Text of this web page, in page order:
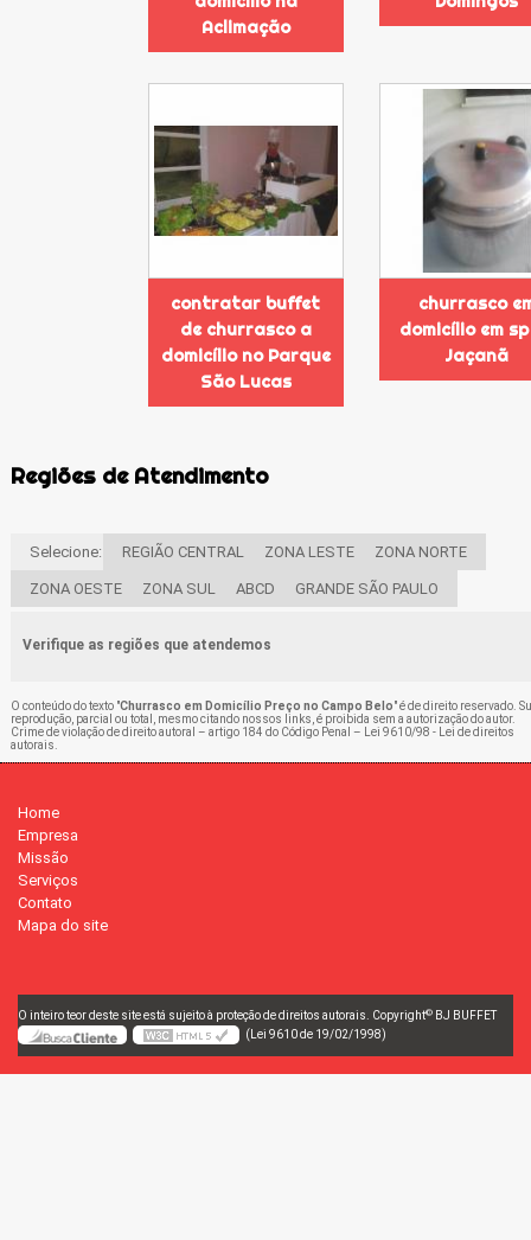
Aclimação
contratar buffet
de churrasco a
domicílio no Parque
São Lucas
churrasco
domicílio em
Jaçanã
Regiões de Atendimento
Selecione: REGIÃO CENTRAL ZONA LESTE ZONA NORTE
ZONA OESTE ZONA SUL ABCD GRANDE SÃO PAULO
Verifique as regiões que atendemos
O conteúdo do texto "Churrasco em Domicílio Preço no Campo Belo" é de direito reservado.
reprodução, parcial ou total, mesmo citando nossos links, é proibida sem a autorização do autor.
Crime de violação de direito autoral – artigo 184 do Código Penal – Lei 9610/98 - Lei de direitos
autorais.
Home
Empresa
Missão
Serviços
Contato
Mapa do site
O inteiro teor deste site está sujeito à proteção de direitos autorais. Copyright© BJ BUFFET
(Lei 9610 de 19/02/1998)